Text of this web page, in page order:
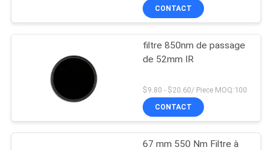
CONTACT
filtre 850nm de passage
de 52mm IR
$9.80 - $20.60/ Piece MOQ:100
CONTACT
67 mm 550 Nm Filtre à